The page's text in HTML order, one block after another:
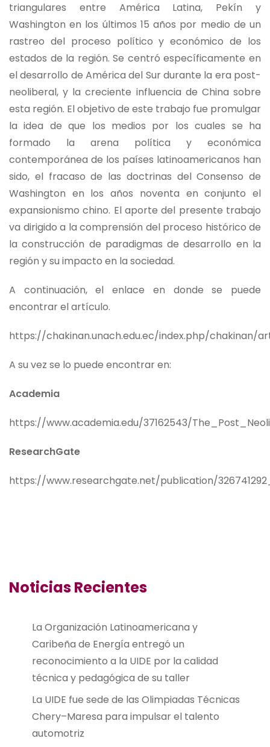
triangulares entre América Latina, Pekín y
Washington en los últimos 15 años por medio de un
rastreo del proceso político y económico de los
estados de la región. Se centró específicamente en
el desarrollo de América del Sur durante la era post-
neoliberal, y la creciente influencia de China sobre
esta región. El objetivo de este trabajo fue promulgar
la idea de que los medios por los cuales se ha
formado la arena política y económica
contemporánea de los países latinoamericanos han
sido, el fracaso de las doctrinas del Consenso de
Washington en los años noventa en conjunto el
expansionismo chino. El aporte del presente trabajo
va dirigido a la comprensión del proceso histórico de
la construcción de paradigmas de desarrollo en la
región y su impacto en la sociedad.
A continuación, el enlace en donde se puede
encontrar el artículo.
https://chakinan.unach.edu.ec/index.php/chakinan/
A su vez se lo puede encontrar en:
Academia
https://www.academia.edu/37162543/
ResearchGate
https://www.researchgate.net/publication/
Noticias Recientes
La Organización Latinoamericana y
Caribeña de Energía entregó un
reconocimiento a la UIDE por la calidad
técnica y pedagógica de su taller
La UIDE fue sede de las Olimpiadas Técnicas
Chery–Maresa para impulsar el talento
automotriz